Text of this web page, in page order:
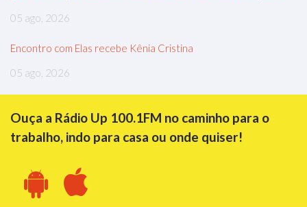
05 ago, 2026
Encontro com Elas recebe Kênia Cristina
05 ago, 2026
Ouça a Rádio Up 100.1FM no caminho para o
trabalho, indo para casa ou onde quiser!